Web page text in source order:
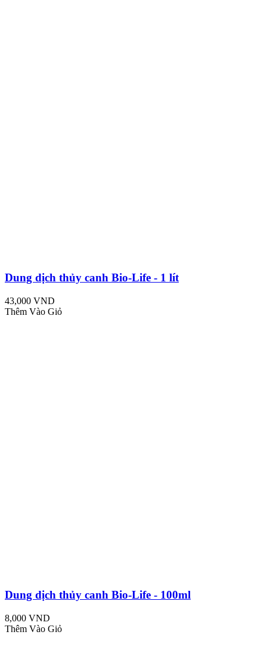
Dung dịch thủy canh Bio-Life - 1 lít
43,000 VND
Thêm Vào Giỏ
Dung dịch thủy canh Bio-Life - 100ml
8,000 VND
Thêm Vào Giỏ